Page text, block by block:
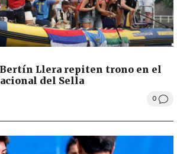
Bertín Llera repiten trono en el
del Sella
0